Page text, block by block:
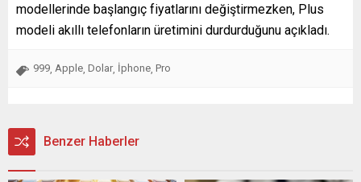
modellerinde başlangıç fiyatlarını değiştirmezken, Plus
modeli akıllı telefonların üretimini durdurduğunu açıkladı.
999 Apple Dolar İphone Pro
Benzer Haberler